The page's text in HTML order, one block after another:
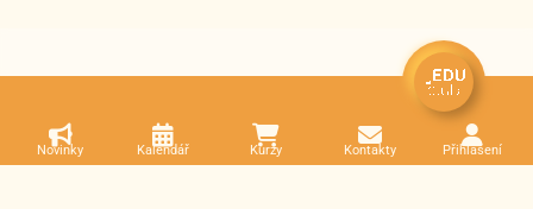
Novinky Kalendář Kurzy Kontakty Přihlášení